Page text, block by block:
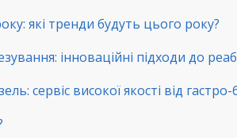
які тренди будуть цього року?
інноваційні підходи до
сервіс високої якості від